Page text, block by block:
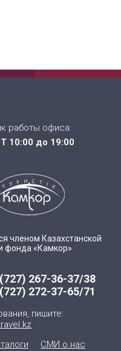
работы офиса:
10:00 до 19:00
членом Казахстанской
фонда «Камкор»
267-36-37/38
272-37-65/71
пишите:
СМИ о нас